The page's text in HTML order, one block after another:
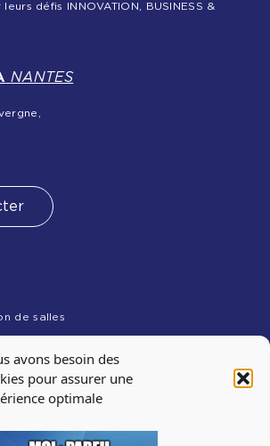
avons besoin des
pour assurer une
optimale
défis INNOVATION, BUSINESS &
NANTES
de salles